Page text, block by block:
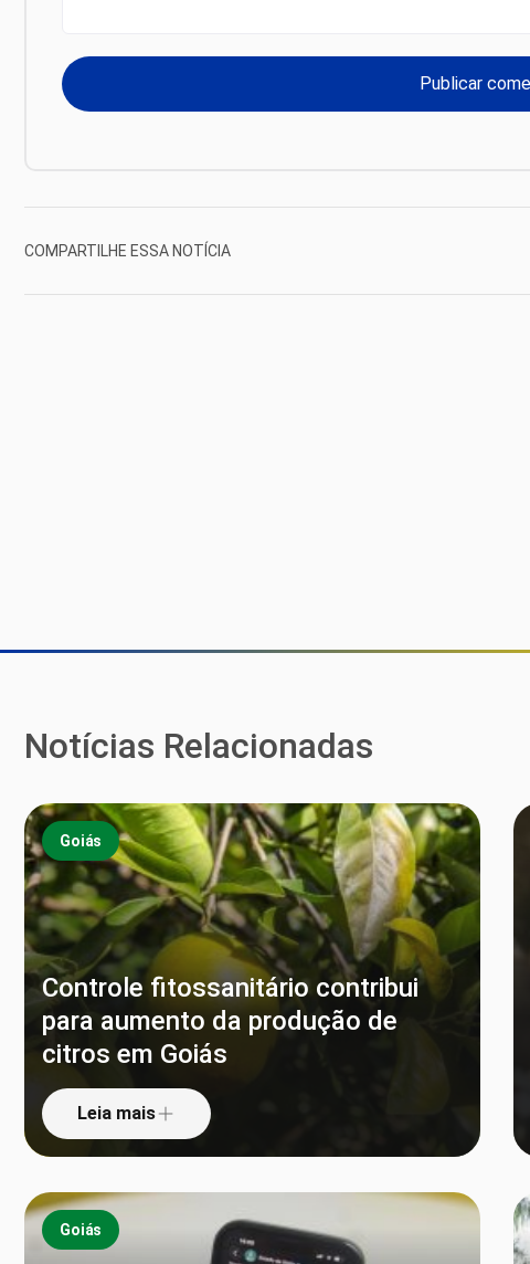
COMPARTILHE ESSA NOTÍCIA
Notícias Relacionadas
Goiás
Controle fitossanitário contribui
para aumento da produção de
citros em Goiás
Leia mais
Goiás